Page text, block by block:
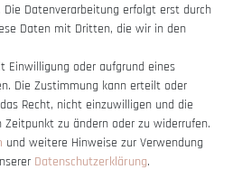
widerrufen
Die Datenverarbeitung erfolgt erst durch
Daten mit Dritten, die wir in den
Einwilligung oder aufgrund eines
Die Zustimmung kann erteilt oder
Recht, nicht einzuwilligen und die
zu ändern oder zu widerrufen.
und weitere Hinweise zur Verwendung
Daten­schutz­erklärung.